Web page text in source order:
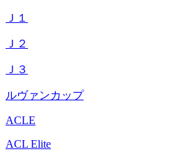
Ｊ１
Ｊ２
Ｊ３
ルヴァンカップ
ACLE
ACL Elite